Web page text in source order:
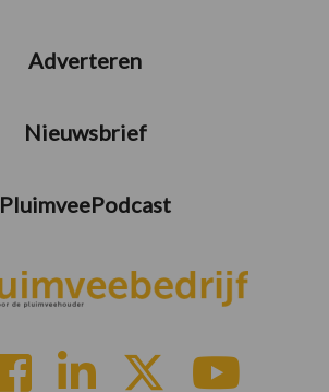
Adverteren
Nieuwsbrief
PluimveePodcast